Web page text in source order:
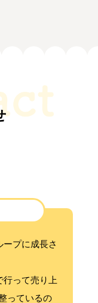
プに成長さ
行って売り上
っているの